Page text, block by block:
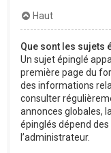
Haut
Que sont les sujets
Un sujet épinglé
première page du
des informations
consulter
annonces globales,
épinglés dépend
l’administrateur.